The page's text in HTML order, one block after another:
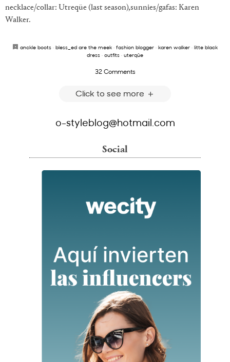
necklace/collar: Utreqüe (last season),sunnies/gafas: Karen
Walker.
anckle boots · bless_ed are the meek · fashion blogger · karen walker · litte black
dress · outfits · uterqüe
32 Comments
Click to see more
o-styleblog@hotmail.com
Social